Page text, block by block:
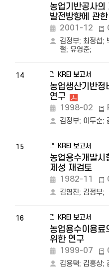
농업기반공사의
발전방향에 관
2001-12
김정부; 최정섭;
철; 유영준;
14 KREI 보고서
농업생산기반정
연구
1998-02
김정부; 이두순;
15 KREI 보고서
농업용수개발시
제성 재검토
1982-11
김영진; 김정부;
16 KREI 보고서
농업용수이용료
위한 연구
1999-07
김용택; 김홍상;